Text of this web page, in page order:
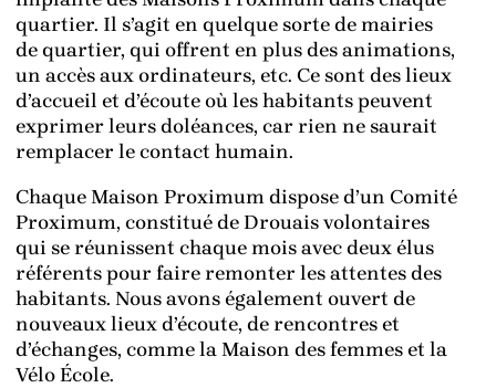
quartier. Il s’agit en quelque sorte de mairies
de quartier, qui offrent en plus des animations,
un accès aux ordinateurs, etc. Ce sont des lieux
d’accueil et d’écoute où les habitants peuvent
exprimer leurs doléances, car rien ne saurait
remplacer le contact humain.
Chaque Maison Proximum dispose d’un Comité
Proximum, constitué de Drouais volontaires
qui se réunissent chaque mois avec deux élus
référents pour faire remonter les attentes des
habitants. Nous avons également ouvert de
nouveaux lieux d’écoute, de rencontres et
d’échanges, comme la Maison des femmes et la
Vélo École.